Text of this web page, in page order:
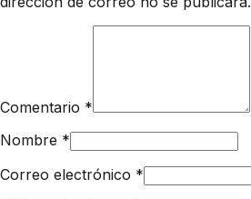
Comentario *
Nombre *
Correo electrónico *